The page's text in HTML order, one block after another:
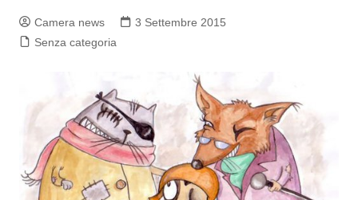
Camera news
3 Settembre 2015
Senza categoria